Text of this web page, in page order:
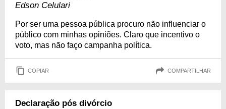
Edson Celulari
Por ser uma pessoa pública procuro não influenciar o
público com minhas opiniões. Claro que incentivo o
voto, mas não faço campanha política.
COPIAR COMPARTILHAR
Declaração pós divórcio